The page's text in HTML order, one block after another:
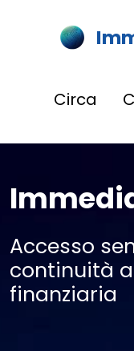
Circa
Accesso
continuità
finanziaria